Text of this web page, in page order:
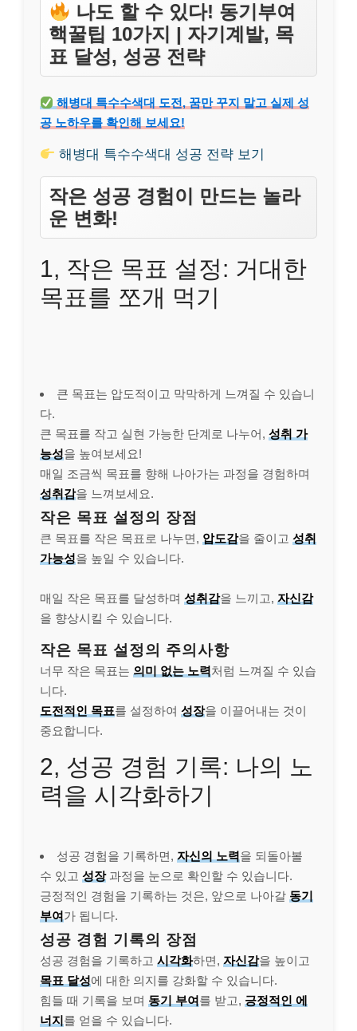
나도 할 수 있다! 동기부여
핵꿀팁 10가지 | 자기계발, 목
표 달성, 성공 전략
해병대 특수수색대 도전, 꿈만 꾸지 말고 실제 성
공 노하우를 확인해 보세요!
해병대 특수수색대 성공 전략 보기
작은 성공 경험이 만드는 놀라
운 변화!
1, 작은 목표 설정: 거대한
목표를 쪼개 먹기
큰 목표는 압도적이고 막막하게 느껴질 수 있습니
다.
큰 목표를 작고 실현 가능한 단계로 나누어, 성취 가
능성을 높여보세요!
매일 조금씩 목표를 향해 나아가는 과정을 경험하며
성취감을 느껴보세요.
작은 목표 설정의 장점
큰 목표를 작은 목표로 나누면, 압도감을 줄이고 성취
가능성을 높일 수 있습니다.
매일 작은 목표를 달성하며 성취감을 느끼고, 자신감
을 향상시킬 수 있습니다.
작은 목표 설정의 주의사항
너무 작은 목표는 의미 없는 노력처럼 느껴질 수 있습
니다.
도전적인 목표를 설정하여 성장을 이끌어내는 것이
중요합니다.
2, 성공 경험 기록: 나의 노
력을 시각화하기
성공 경험을 기록하면, 자신의 노력을 되돌아볼
수 있고 성장과정을 눈으로 확인할 수 있습니다.
긍정적인 경험을 기록하는 것은, 앞으로 나아갈 동기
부여가 됩니다.
성공 경험 기록의 장점
성공 경험을 기록하고 시각화하면, 자신감을 높이고
목표 달성에 대한 의지를 강화할 수 있습니다.
힘들 때 기록을 보며 동기 부여를 받고, 긍정적인 에
너지를 얻을 수 있습니다.